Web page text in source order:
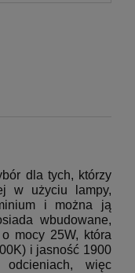
płatności
dla tych, którzy
w użyciu lampy,
i można ją
wbudowane,
o mocy 25W, która
i jasność 1900
więc